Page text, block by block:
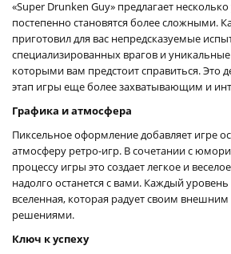
«Super Drunken Guy» предлагает
постепенно становятся более сложными.
приготовил для вас непредсказуемые
специализированных врагов и
которыми вам предстоит справиться. Это
этап игры еще более захватывающим и
Графика и атмосфера
Пиксельное оформление добавляет игре
атмосферу ретро-игр. В сочетании с
процессу игры это создает легкое и
надолго останется с вами. Каждый
вселенная, которая радует своим
решениями.
Ключ к успеху